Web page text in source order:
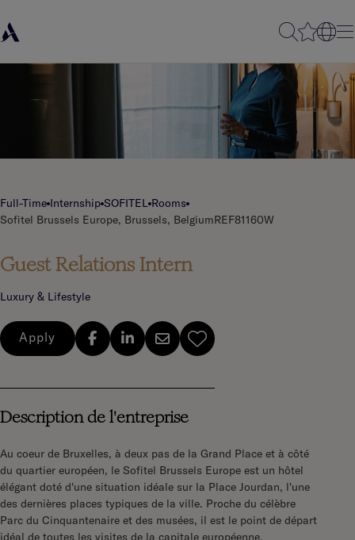
Full-Time Internship SOFITEL Rooms
Sofitel Brussels Europe, Brussels, BelgiumREF81160W
Guest Relations Intern
Luxury & Lifestyle
Apply
Description de l'entreprise
Au coeur de Bruxelles, à deux pas de la Grand Place et à côté
du quartier européen, le Sofitel Brussels Europe est un hôtel
élégant doté d'une situation idéale sur la Place Jourdan, l'une
des dernières places typiques de la ville. Proche du célèbre
Parc du Cinquantenaire et des musées, il est le point de départ
idéal de toutes les visites de la capitale européenne.